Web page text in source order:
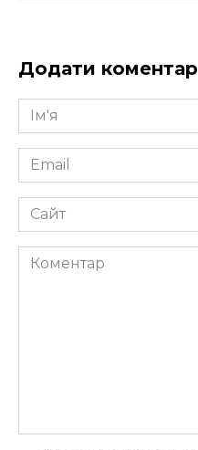
Додати коментар
Ім'я
*
Email
*
Сайт
Коментар